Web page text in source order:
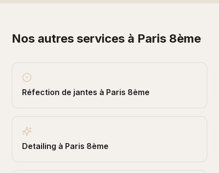
Nos autres services à Paris 8ème
Réfection de jantes à Paris 8ème
Detailing à Paris 8ème